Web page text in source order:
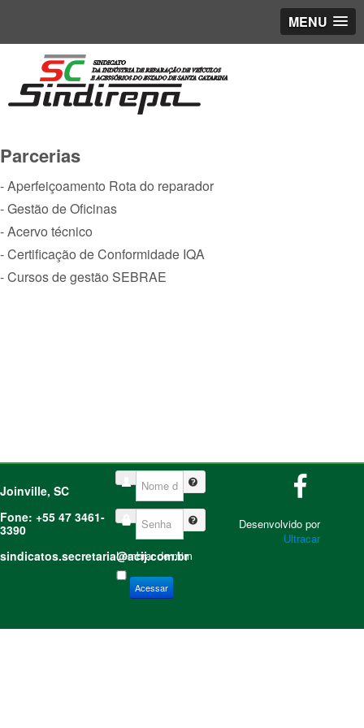
MENU
Parcerias
- Aperfeiçoamento Rota do reparador
- Gestão de Oficinas
- Acervo técnico
- Certificação de Conformidade IQA
- Cursos de gestão SEBRAE
Joinville, SC
Fone: +55 47 3461-
3390
sindicatos.secretaria@acij.com.br
Nome de Usuário
Senha
Lembrar de mim
Acessar
Desenvolvido por
Ultracar